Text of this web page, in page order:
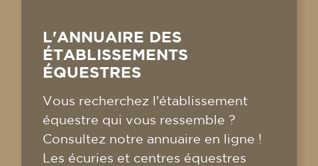
L'ANNUAIRE DES
ÉTABLISSEMENTS
ÉQUESTRES
Vous recherchez l'établissement
équestre qui vous ressemble ?
Consultez notre annuaire en ligne !
Les écuries et centres équestres